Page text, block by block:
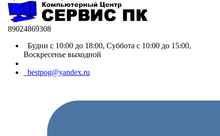
89024869308
Будни с 10:00 до 18:00, Суббота с 10:00 до 15:00,
Воскресенье выходной
bestpog@yandex.ru